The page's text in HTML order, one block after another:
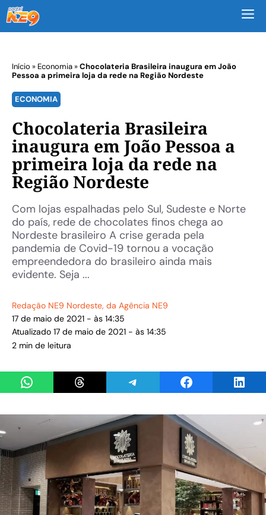
Início » Economia»Chocolateria Brasileira inaugura em João
Pessoa a primeira loja da rede na Região Nordeste
ECONOMIA
Chocolateria Brasileira
inaugura em João Pessoa a
primeira loja da rede na
Região Nordeste
Com lojas espalhadas pelo Sul, Sudeste e Norte
do país, rede de chocolates finos chega ao
Nordeste brasileiro A crise gerada pela
pandemia de Covid-19 tornou a vocação
empreendedora do brasileiro ainda mais
evidente. Seja ...
Redação NE9 Nordeste, da Agência NE9
17 de maio de 2021 - às 14:35
Atualizado 17 de maio de 2021 - às 14:35
2 min de leitura
Share on WhatsAppShare on ThreadsShare on TelegramShare on Facebook